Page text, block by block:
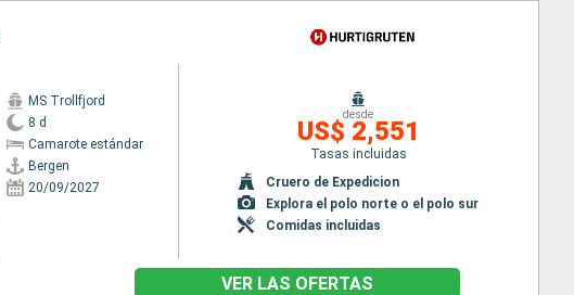
MS Trollfjord
8 d
Camarote estándar
Bergen
20/09/2027
desde
US$ 2,551
Tasas incluidas
Cruero de Expedicion
Explora el polo norte o el polo sur
Comidas incluidas
VER LAS OFERTAS